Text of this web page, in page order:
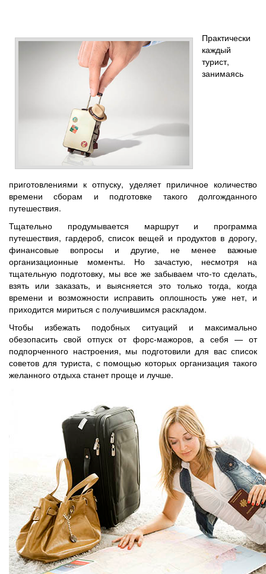
Практически
каждый
турист,
занимаясь
приготовлениями к отпуску, уделяет приличное количество
времени сборам и подготовке такого долгожданного
путешествия.
Тщательно продумывается маршрут и программа
путешествия, гардероб, список вещей и продуктов в дорогу,
финансовые вопросы и другие, не менее важные
организационные моменты. Но зачастую, несмотря на
тщательную подготовку, мы все же забываем что-то сделать,
взять или заказать, и выясняется это только тогда, когда
времени и возможности исправить оплошность уже нет, и
приходится мириться с получившимся раскладом.
Чтобы избежать подобных ситуаций и максимально
обезопасить свой отпуск от форс-мажоров, а себя — от
подпорченного настроения, мы подготовили для вас список
советов для туриста, с помощью которых организация такого
желанного отдыха станет проще и лучше.